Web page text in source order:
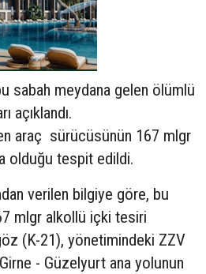
sabah meydana gelen ölümlü
açıklandı.
araç sürücüsünün 167 mlgr
olduğu tespit edildi.
verilen bilgiye göre, bu
mlgr alkollü içki tesiri
(K-21), yönetimindeki ZZV
- Güzelyurt ana yolunun